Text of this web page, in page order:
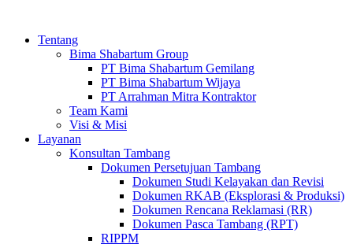
Tentang
Bima Shabartum Group
PT Bima Shabartum Gemilang
PT Bima Shabartum Wijaya
PT Arrahman Mitra Kontraktor
Team Kami
Visi & Misi
Layanan
Konsultan Tambang
Dokumen Persetujuan Tambang
Dokumen Studi Kelayakan dan Revisi
Dokumen RKAB (Eksplorasi & Produksi)
Dokumen Rencana Reklamasi (RR)
Dokumen Pasca Tambang (RPT)
RIPPM